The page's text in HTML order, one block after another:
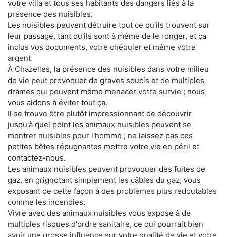
votre villa et tous ses habitants des dangers liés à la
présence des nuisibles.
Les nuisibles peuvent détruire tout ce qu'ils trouvent sur
leur passage, tant qu'ils sont à même de le ronger, et ça
inclus vos documents, votre chéquier et même votre
argent.
À Chazelles, la présence des nuisibles dans votre milieu
de vie peut provoquer de graves soucis et de multiples
drames qui peuvent même menacer votre survie ; nous
vous aidons à éviter tout ça.
Il se trouve être plutôt impressionnant de découvrir
jusqu'à quel point les animaux nuisibles peuvent se
montrer nuisibles pour l'homme ; ne laissez pas ces
petites bêtes répugnantes mettre votre vie en péril et
contactez-nous.
Les animaux nuisibles peuvent provoquer des fuites de
gaz, en grignotant simplement les câbles du gaz, vous
exposant de cette façon à des problèmes plus redoutables
comme les incendies.
Vivre avec des animaux nuisibles vous expose à de
multiples risques d'ordre sanitaire, ce qui pourrait bien